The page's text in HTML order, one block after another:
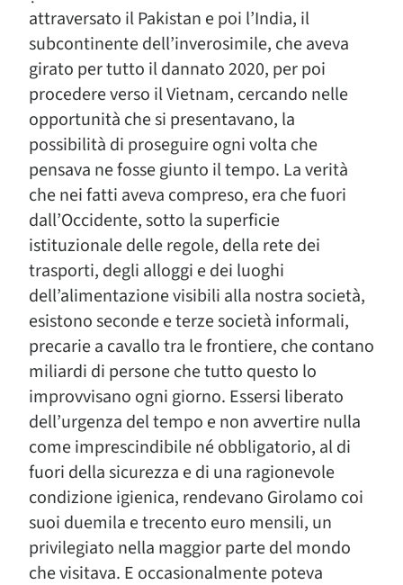
attraversato il Pakistan e poi l’India, il
subcontinente dell’inverosimile, che aveva
girato per tutto il dannato 2020, per poi
procedere verso il Vietnam, cercando nelle
opportunità che si presentavano, la
possibilità di proseguire ogni volta che
pensava ne fosse giunto il tempo. La verità
che nei fatti aveva compreso, era che fuori
dall’Occidente, sotto la superficie
istituzionale delle regole, della rete dei
trasporti, degli alloggi e dei luoghi
dell’alimentazione visibili alla nostra società,
esistono seconde e terze società informali,
precarie a cavallo tra le frontiere, che contano
miliardi di persone che tutto questo lo
improvvisano ogni giorno. Essersi liberato
dell’urgenza del tempo e non avvertire nulla
come imprescindibile né obbligatorio, al di
fuori della sicurezza e di una ragionevole
condizione igienica, rendevano Girolamo coi
suoi duemila e trecento euro mensili, un
privilegiato nella maggior parte del mondo
che visitava. E occasionalmente poteva